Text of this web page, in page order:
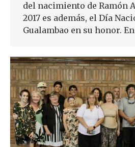
del nacimiento de Ramón
2017 es además, el Día
Gualambao en su honor.